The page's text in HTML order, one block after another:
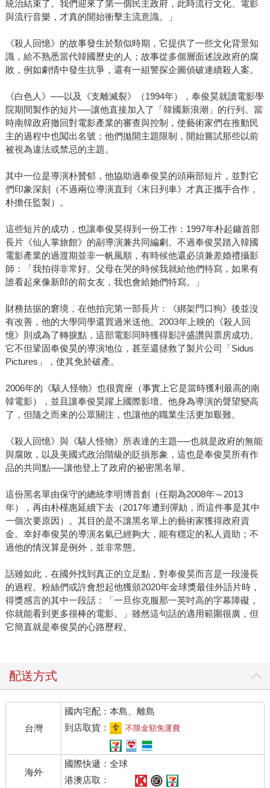
統治結束了。我們迎來了第一個民主政府，此時流行文化、電影
與流行音樂，才真的開始衝擊主流意識。」
《殺人回憶》的故事發生於類似時期，它提供了一些文化背景知
識，給不熟悉當代韓國歷史的人；故事從多個層面述說政府的腐
敗，例如劇情中發生抗爭，還有一組警探企圖偵破連續殺人案。
《白色人》──以及《支離滅裂》（1994年），奉俊昊就讀電影學
院期間製作的短片──讓他直接加入了「韓國新浪潮」的行列。當
時南韓政府撤回對電影產業的審查與控制，使藝術家們在推動民
主的過程中也闖出名號；他們拋開主題限制，開始嘗試那些以前
被視為違法或禁忌的主題。
其中一位是導演朴贊郁，他協助過奉俊昊的頭兩部短片，並對它
們印象深刻（不過兩位導演直到《末日列車》才真正攜手合作，
朴擔任監製）。
這些短片的成功，也讓奉俊昊得到一份工作：1997年朴起鏞首部
長片《仙人掌旅館》的副導演兼共同編劇。不過奉俊昊踏入韓國
電影產業的過渡期並非一帆風順，有時候他還必須兼差婚禮攝影
師：「我拍得非常好。父母在哭的時候我就給他們特寫，如果有
誰看起來像新郎的前女友，我也會給她們特寫。」
財務拮据的窘境，在他拍完第一部長片：《綁架門口狗》後並沒
有改善，他的大學同學還買過米送他。2003年上映的《殺人回
憶》則成為了轉捩點，這部電影同時獲得影評盛讚與票房成功。
它不但鞏固奉俊昊的導演地位，甚至還拯救了製片公司「Sidus
Pictures」，使其免於破產。
2006年的《駭人怪物》也很賣座（事實上它是當時獲利最高的南
韓電影），並且讓奉俊昊躍上國際影壇。他身為導演的聲望變高
了，但隨之而來的公眾關注，也讓他的職業生活更加艱難。
《殺人回憶》與《駭人怪物》所表達的主題──也就是政府的無能
與腐敗，以及美國式政治階級的貶損形象，這也是奉俊昊所有作
品的共同點──讓他登上了政府的祕密黑名單。
這份黑名單由保守的總統李明博首創（任期為2008年～2013
年），再由朴槿惠延續下去（2017年遭到彈劾，而這件事是其中
一個次要原因）。其目的是不讓黑名單上的藝術家獲得政府資
金。幸好奉俊昊的導演名氣已經夠大，能有穩定的私人資助；不
過他的情況算是例外，並非常態。
話雖如此，在國外找到真正的立足點，對奉俊昊而言是一段漫長
的過程。粉絲們或許會想起他獲頒2020年金球獎最佳外語片時，
得獎感言的其中一段話：「一旦你克服那一英吋高的字幕障礙，
你就能看到更多很棒的電影。」雖然這句話的適用範圍很廣，但
它簡直就是奉俊昊的心路歷程。
配送方式
台灣
國內宅配：本島、離島
到店取貨：
不限金額免運費
海外
國際快遞：全球
港澳店取：